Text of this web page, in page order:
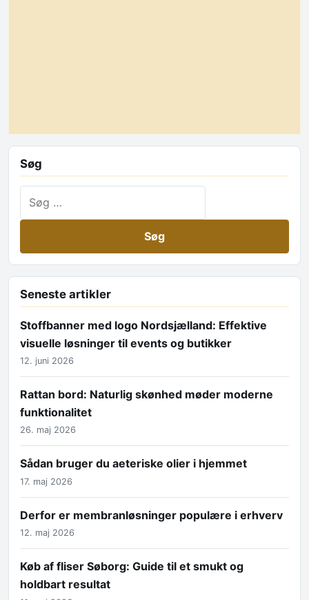
Søg
Seneste artikler
Stoffbanner med logo Nordsjælland: Effektive
visuelle løsninger til events og butikker
12. juni 2026
Rattan bord: Naturlig skønhed møder moderne
funktionalitet
26. maj 2026
Sådan bruger du aeteriske olier i hjemmet
17. maj 2026
Derfor er membranløsninger populære i erhverv
12. maj 2026
Køb af fliser Søborg: Guide til et smukt og
holdbart resultat